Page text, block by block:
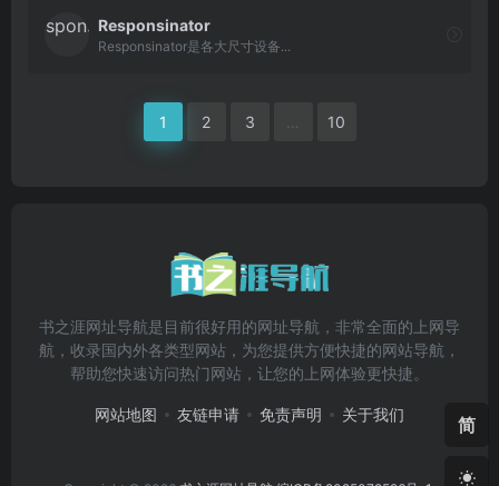
Responsinator
Responsinator是各大尺寸设备...
1 2 3 10
书之涯网址导航是目前很好用的网址导航，非常全面的上网导
航，收录国内外各类型网站，为您提供方便快捷的网站导航，
帮助您快速访问热门网站，让您的上网体验更快捷。
网站地图 友链申请 免责声明 关于我们 简